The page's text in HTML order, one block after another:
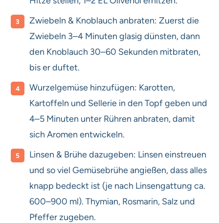
Zwiebeln & Knoblauch anbraten: Zuerst die
Zwiebeln 3–4 Minuten glasig dünsten, dann
den Knoblauch 30–60 Sekunden mitbraten,
bis er duftet.
Wurzelgemüse hinzufügen: Karotten,
Kartoffeln und Sellerie in den Topf geben und
4–5 Minuten unter Rühren anbraten, damit
sich Aromen entwickeln.
Linsen & Brühe dazugeben: Linsen einstreuen
und so viel Gemüsebrühe angießen, dass alles
knapp bedeckt ist (je nach Linsengattung ca.
600–900 ml). Thymian, Rosmarin, Salz und
Pfeffer zugeben.